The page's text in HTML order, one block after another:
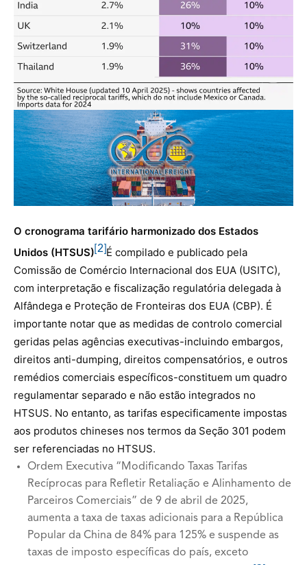
O cronograma tarifário harmonizado dos Estados
Unidos (HTSUS) [2] É compilado e publicado pela
Comissão de Comércio Internacional dos EUA (USITC),
com interpretação e fiscalização regulatória delegada à
Alfândega e Proteção de Fronteiras dos EUA (CBP). É
importante notar que as medidas de controlo comercial
geridas pelas agências executivas-incluindo embargos,
direitos anti-dumping, direitos compensatórios, e outros
remédios comerciais específicos-constituem um quadro
regulamentar separado e não estão integrados no
HTSUS. No entanto, as tarifas especificamente impostas
aos produtos chineses nos termos da Seção 301 podem
ser referenciadas no HTSUS.
Ordem Executiva “Modificando Taxas Tarifas
Recíprocas para Refletir Retaliação e Alinhamento de
Parceiros Comerciais” de 9 de abril de 2025,
aumenta a taxa de taxas adicionais para a República
Popular da China de 84% para 125% e suspende as
taxas de imposto específicas do país, exceto